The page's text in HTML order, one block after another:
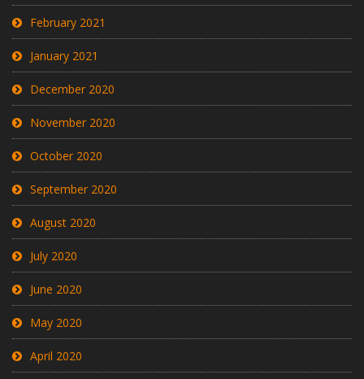
February 2021
January 2021
December 2020
November 2020
October 2020
September 2020
August 2020
July 2020
June 2020
May 2020
April 2020